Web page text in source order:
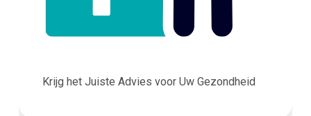
Krijg het Juiste Advies voor Uw Gezondheid